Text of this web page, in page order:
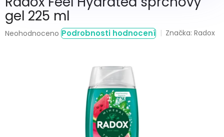
gel 225 ml
Průměrné
Neohodnoceno Podrobnosti hodnocení Značka:Radox